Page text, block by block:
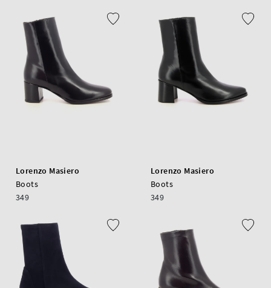
Lorenzo Masiero
Boots
349
Lorenzo Masiero
Boots
349